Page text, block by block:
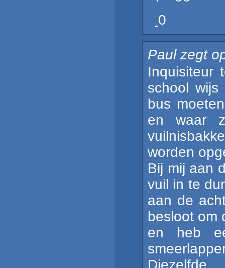
0
Paul zegt
Inquisiteur
school
bus
en waar
worden
Bij mij aan
vuil in te
aan de
besloot om
en heb